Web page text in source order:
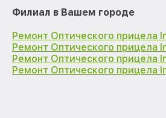
Филиал в Вашем городе
Ремонт Оптического прицела
Ремонт Оптического прицела
Ремонт Оптического прицела
Ремонт Оптического прицела